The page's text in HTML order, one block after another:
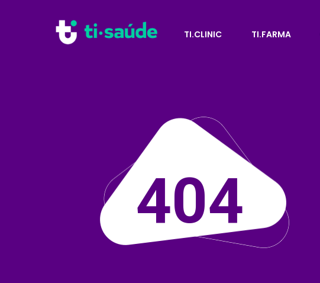
TI.CLINIC TI.FARMA
404